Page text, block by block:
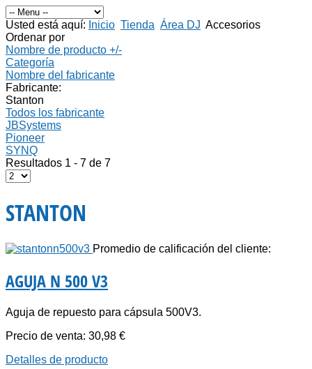
Usted está aquí: Inicio Tienda Área DJ Accesorios
Ordenar por
Nombre de producto +/-
Categoría
Nombre del fabricante
Fabricante:
Stanton
Todos los fabricante
JBSystems
Pioneer
SYNQ
Resultados 1 - 7 de 7
STANTON
Promedio de calificación del cliente:
AGUJA N 500 V3
Aguja de repuesto para cápsula 500V3.
Precio de venta: 30,98 €
Detalles de producto